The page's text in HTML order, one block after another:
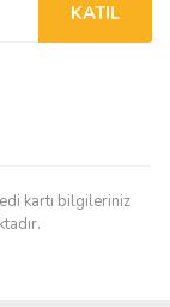
KATIL
kartı bilgileriniz